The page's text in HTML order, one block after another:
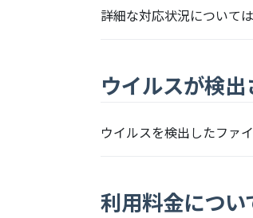
詳細な対応状況について
ウイルスが検
ウイルスを検出したファ
利用料金につい